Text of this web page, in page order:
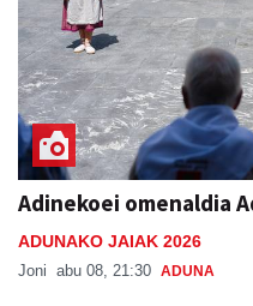
Adinekoei omenaldia
ADUNAKO JAIAK 2026
Joni abu 08, 21:30 ADUNA